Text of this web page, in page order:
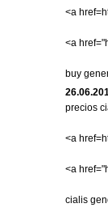
<a
<a
buy
precios
<a
<a
cialis